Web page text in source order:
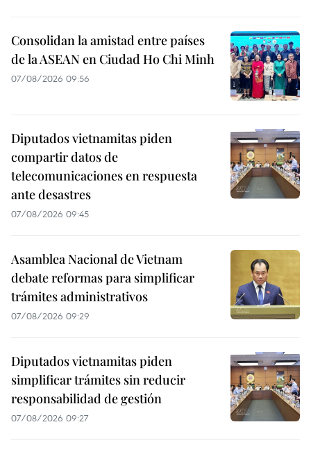
Consolidan la amistad entre países
de la ASEAN en Ciudad Ho Chi Minh
07/08/2026 09:56
Diputados vietnamitas piden
compartir datos de
telecomunicaciones en respuesta
ante desastres
07/08/2026 09:45
Asamblea Nacional de Vietnam
debate reformas para simplificar
trámites administrativos
07/08/2026 09:29
Diputados vietnamitas piden
simplificar trámites sin reducir
responsabilidad de gestión
07/08/2026 09:27